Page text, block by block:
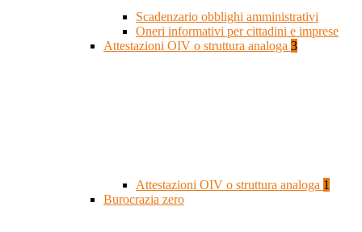
Scadenzario obblighi amministrativi
Oneri informativi per cittadini e imprese
Attestazioni OIV o struttura analoga 3
Attestazioni OIV o struttura analoga 1
Burocrazia zero